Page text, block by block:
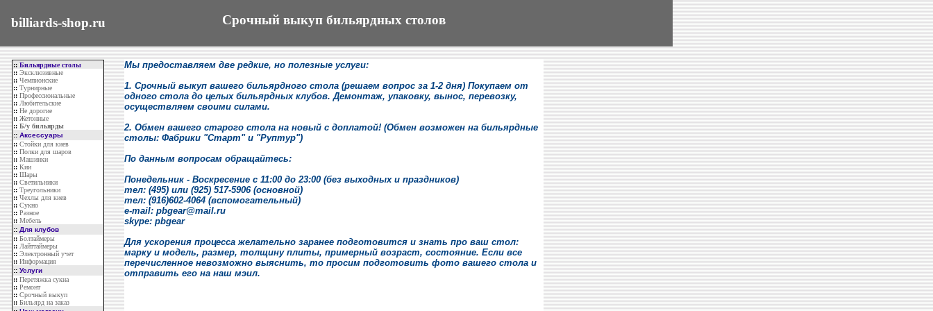
billiards-shop.ru Срочный выкуп бильярдных столов
:: Бильярдные столы
:: Эксклюзивные
:: Чемпионские
:: Турнирные
:: Профессиональные
:: Любительские
:: Не дорогие
:: Жетонные
:: Б/у бильярды
:: Аксессуары
:: Стойки для киев
:: Полки для шаров
:: Машинки
:: Кии
:: Шары
:: Светильники
:: Треугольники
:: Чехлы для киев
:: Сукно
:: Разное
:: Мебель
:: Для клубов
:: Болтаймеры
:: Лайттаймеры
:: Электронный учет
:: Информация
:: Услуги
:: Перетяжка сукна
:: Ремонт
:: Срочный выкуп
:: Бильярд на заказ
Мы предоставляем две редкие, но полезные услуги:
1. Срочный выкуп вашего бильярдного стола (решаем вопрос за 1-2 дня) Покупаем от
одного стола до целых бильярдных клубов. Демонтаж, упаковку, вынос, перевозку,
осуществляем своими силами.
2. Обмен вашего старого стола на новый с доплатой! (Обмен возможен на бильярдные
столы: Фабрики "Старт" и "Руптур")
По данным вопросам обращайтесь:
Понедельник - Воскресение с 11:00 до 23:00 (без выходных и праздников)
тел: (495) или (925) 517-5906 (основной)
тел: (916)602-4064 (вспомогательный)
e-mail: pbgear@mail.ru
skype: pbgear
Для ускорения процесса желательно заранее подготовится и знать про ваш стол:
марку и модель, размер, толщину плиты, примерный возраст, состояние. Если все
перечисленное невозможно выяснить, то просим подготовить фото вашего стола и
отправить его на наш мэил.